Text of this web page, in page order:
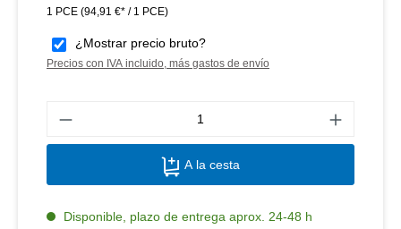
1 PCE (94,91 €* / 1 PCE)
¿Mostrar precio bruto?
Precios con IVA incluido, más gastos de envío
A la cesta
Disponible, plazo de entrega aprox. 24-48 h